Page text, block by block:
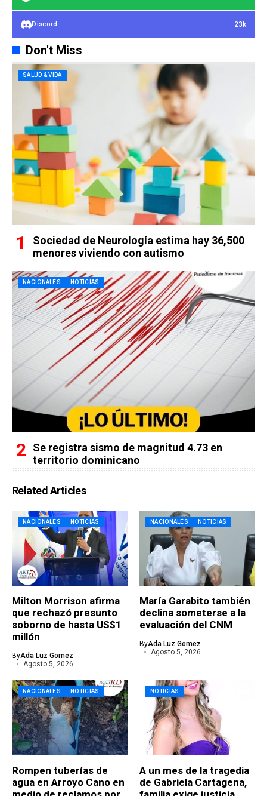
Discord 23k
Don't Miss
SALUD & VIDA
Sociedad de Neurología estima hay 36,500
menores viviendo con autismo
NACIONALES NOTICIAS
Se registra sismo de magnitud 4.73 en
territorio dominicano
Related Articles
NACIONALES NOTICIAS
Milton Morrison afirma
que rechazó presunto
soborno de hasta US$1
millón
ByAda Luz Gomez
Agosto 5, 2026
NACIONALES NOTICIAS
María Garabito también
declina someterse a la
evaluación del CNM
ByAda Luz Gomez
Agosto 5, 2026
NACIONALES NOTICIAS
Rompen tuberías de
agua en Arroyo Cano en
NOTICIAS
A un mes de la tragedia
de Gabriela Cartagena,